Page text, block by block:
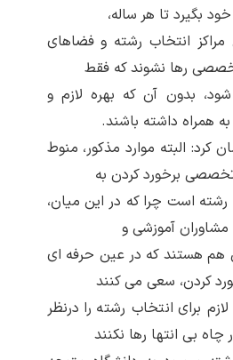
بگیرد تا هر ساله،
مراکز انتخاب رشته و فضاهای
رها نشوند که فقط
بدون آن که بهره لازم و
همراه داشته باشند.
کرد: البته موارد مذکور، منوط
برخورد کردن به
است چرا که در این میان،
آموزشی و
هم هستند که در عین حرفه ای
کردن، سعی می کنند
برای انتخاب رشته را درنظر
چاه بی انتها رها نکنند